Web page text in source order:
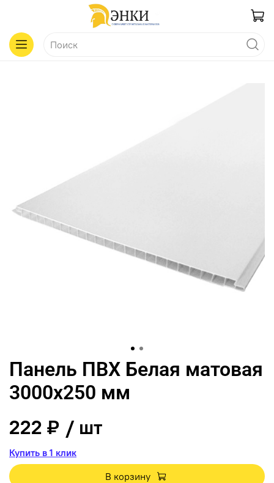
Панель ПВХ Белая матовая
3000х250 мм
222 ₽ / шт
Купить в 1 клик
В корзину